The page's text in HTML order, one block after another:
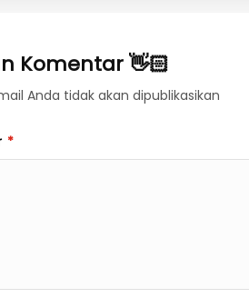
Komentar 👋🏻
Anda tidak akan dipublikasikan
*